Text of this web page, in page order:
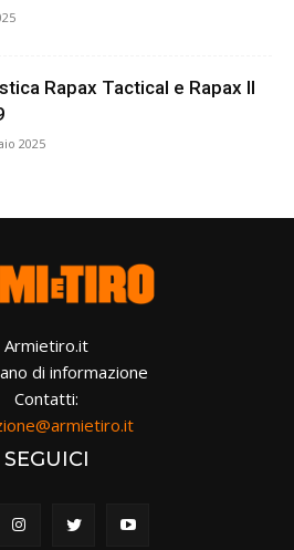
Rapax Tactical e Rapax II
2025
Armietiro.it
di informazione
Contatti:
SEGUICI